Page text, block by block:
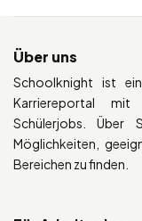
Über uns
Schoolknight ist
Karriereportal
Schülerjobs. Über
Möglichkeiten,
Bereichen zu finden.